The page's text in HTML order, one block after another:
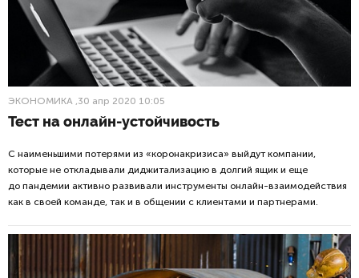
ЭКОНОМИКА ,30 апр 2020 10:05
Тест на онлайн-устойчивость
С наименьшими потерями из «коронакризиса» выйдут компании,
которые не откладывали диджитализацию в долгий ящик и еще
до пандемии активно развивали инструменты онлайн-взаимодействия
как в своей команде, так и в общении с клиентами и партнерами.